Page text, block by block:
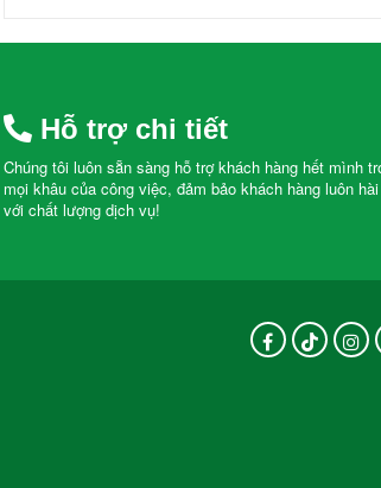
Hỗ trợ chi tiết
Chúng tôi luôn sẵn sàng hỗ trợ khách hàng hết mình
mọi khâu của công việc, đảm bảo khách hàng luôn
với chất lượng dịch vụ!